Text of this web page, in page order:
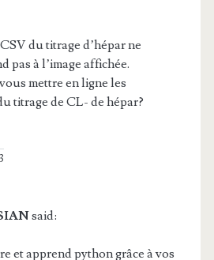
du titrage d’hépar ne
pas à l’image affichée.
mettre en ligne les
titrage de CL- de hépar?
said:
et apprend python grâce à vos